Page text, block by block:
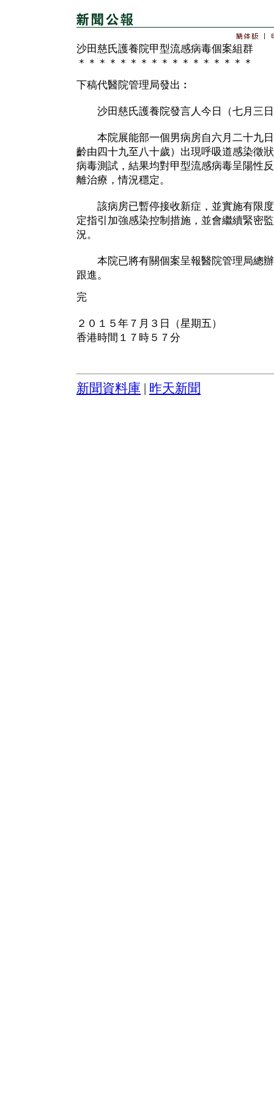
沙田慈氏護養院甲型流感病毒個案組群
＊＊＊＊＊＊＊＊＊＊＊＊＊＊＊＊＊
下稿代醫院管理局發出︰
沙田慈氏護養院發言人今日（七月三日
本院展能部一個男病房自六月二十九日
齡由四十九至八十歲）出現呼吸道感染徵
病毒測試，結果均對甲型流感病毒呈陽性
離治療，情況穩定。
該病房已暫停接收新症，並實施有限度
定指引加強感染控制措施，並會繼續緊密
況。
本院已將有關個案呈報醫院管理局總辦
跟進。
完
２０１５年７月３日（星期五）
香港時間１７時５７分
新聞資料庫 昨天新聞